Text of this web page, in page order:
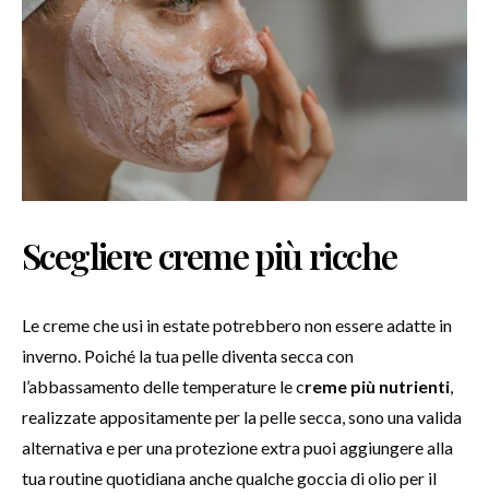
Scegliere creme più ricche
Le creme che usi in estate potrebbero non essere adatte in
inverno. Poiché la tua pelle diventa secca con
l’abbassamento delle temperature le creme più nutrienti,
realizzate appositamente per la pelle secca, sono una valida
alternativa e per una protezione extra puoi aggiungere alla
tua routine quotidiana anche qualche goccia di olio per il